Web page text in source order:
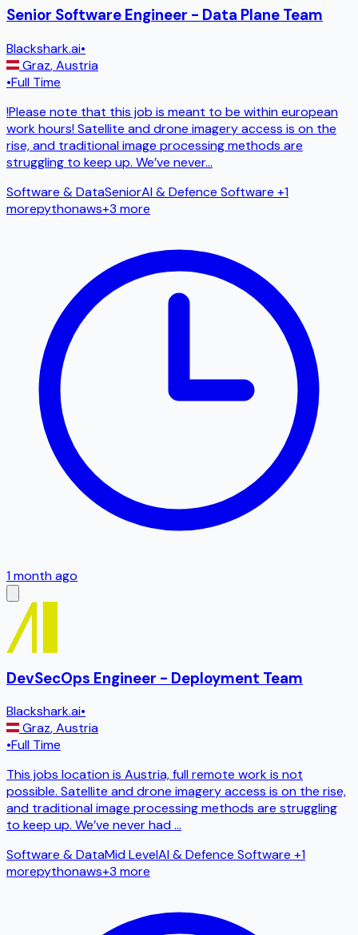
Senior Software Engineer - Data Plane Team
Blackshark.ai•
Graz,Austria
•Full Time
!Please note that this job is meant to be within european
work hours! Satellite and drone imagery access is on the
rise, and traditional image processing methods are
struggling to keep up. We’ve never...
Software & DataSeniorAI & Defence Software +1
morepythonaws+3 more
1 month ago
DevSecOps Engineer - Deployment Team
Blackshark.ai•
Graz,Austria
•Full Time
This jobs location is Austria, full remote work is not
possible. Satellite and drone imagery access is on the rise,
and traditional image processing methods are struggling
to keep up. We’ve never had...
Software & DataMid LevelAI & Defence Software +1
morepythonaws+3 more